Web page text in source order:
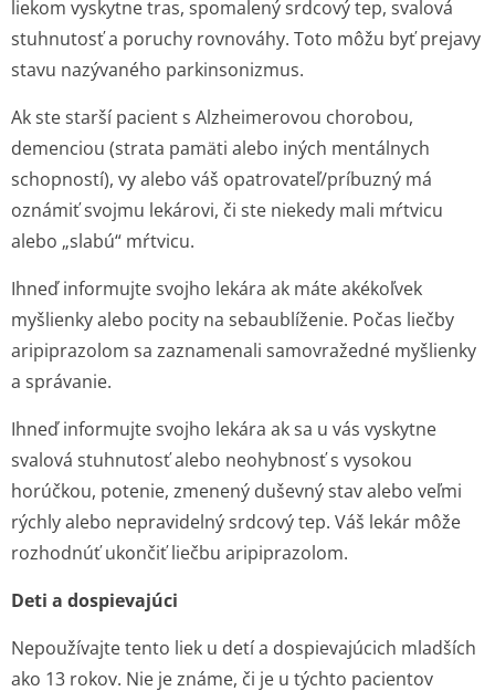
liekom vyskytne tras, spomalený srdcový tep, svalová
stuhnutosť a poruchy rovnováhy. Toto môžu byť prejavy
stavu nazývaného parkinsonizmus.
Ak ste starší pacient s Alzheimerovou chorobou,
demenciou (strata pamäti alebo iných mentálnych
schopností), vy alebo váš opatrovateľ/prí­buzný má
oznámiť svojmu lekárovi, či ste niekedy mali mŕtvicu
alebo „slabú“ mŕtvicu.
Ihneď informujte svojho lekára ak máte akékoľvek
myšlienky alebo pocity na sebaublíženie. Počas liečby
aripiprazolom sa zaznamenali samovražedné myšlienky
a správanie.
Ihneď informujte svojho lekára ak sa u vás vyskytne
svalová stuhnutosť alebo neohybnosť s vysokou
horúčkou, potenie, zmenený duševný stav alebo veľmi
rýchly alebo nepravidelný srdcový tep. Váš lekár môže
rozhodnúť ukončiť liečbu aripiprazolom.
Deti a dospievajúci
Nepoužívajte tento liek u detí a dospievajúcich mladších
ako 13 rokov. Nie je známe, či je u týchto pacientov